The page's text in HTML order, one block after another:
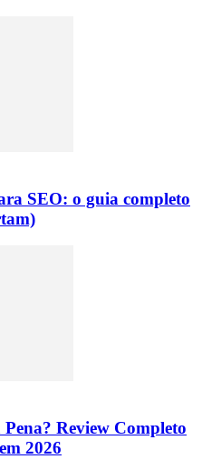
SEO: o guia completo
Review Completo
2026